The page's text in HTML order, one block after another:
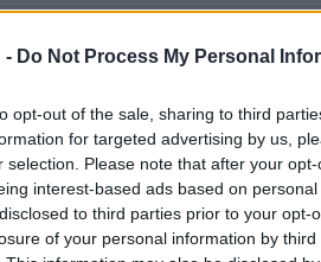
- Do Not Process My Personal
opt-out of the sale, sharing to third
for targeted advertising by us,
selection. Please note that after your
interest-based ads based on
to third parties prior to your opt-
of your personal information by third
mozikba kerülő új része az
elzárva tartott, rendkívül
mestermű a világ
Morisot-tól.
reakciókat váltott ki a
művészeti irányzatának